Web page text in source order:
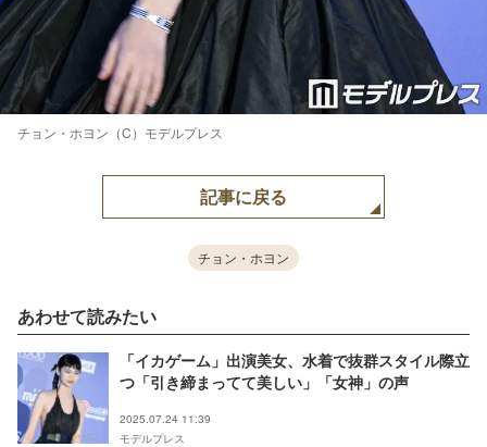
チョン・ホヨン（C）モデルプレス
記事に戻る
チョン・ホヨン
あわせて読みたい
「イカゲーム」出演美女、水着で抜群スタイル際立
つ「引き締まってて美しい」「女神」の声
2025.07.24 11:39
モデルプレス